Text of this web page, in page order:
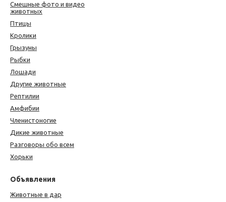
Смешные фото и видео
животных
Птицы
Кролики
Грызуны
Рыбки
Лошади
Другие животные
Рептилии
Амфибии
Членистоногие
Дикие животные
Разговоры обо всем
Хорьки
Объявления
Животные в дар